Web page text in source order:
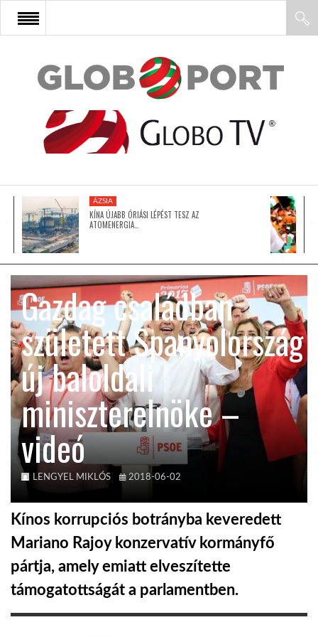
FŐOLDAL
AFRIKA
ÁZSIA
LATIN-AMERIKA
KÖZEL-KELET
AUSZTRÁLIA
A VILÁG ITTHON
GLOBOTV BP
ÁZSIA
KÍNA ÚJABB ÓRIÁSI LÉPÉST TESZ AZ
ATOMENERGIA…
Gazdag családban
született Spanyolország
új baloldali
miniszterelnöke –
videó
LENGYEL MIKLÓS 2018-06-02
Kínos korrupciós botrányba keveredett
Mariano Rajoy konzervatív kormányfő
pártja, amely emiatt elveszítette
támogatottságát a parlamentben.